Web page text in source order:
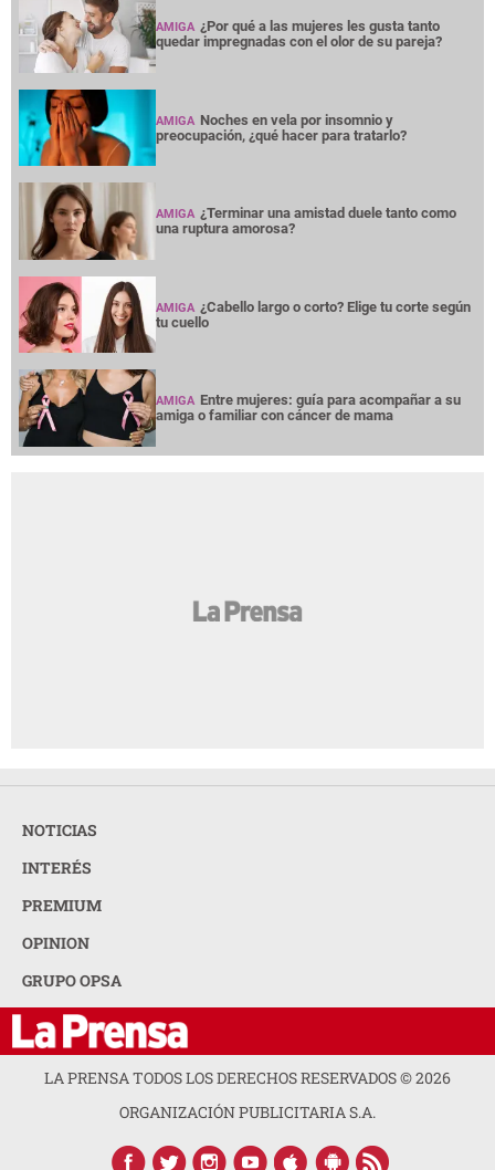
AMIGA ¿Por qué a las mujeres les gusta tanto
quedar impregnadas con el olor de su pareja?
AMIGA Noches en vela por insomnio y
preocupación, ¿qué hacer para tratarlo?
AMIGA ¿Terminar una amistad duele tanto como
una ruptura amorosa?
AMIGA ¿Cabello largo o corto? Elige tu corte según
tu cuello
AMIGA Entre mujeres: guía para acompañar a su
amiga o familiar con cáncer de mama
NOTICIAS
INTERÉS
PREMIUM
OPINION
GRUPO OPSA
LA PRENSA TODOS LOS DERECHOS RESERVADOS ©2026
ORGANIZACIÓN PUBLICITARIA S.A.